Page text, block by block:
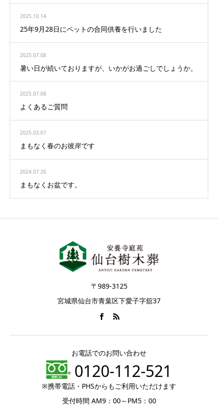
2025.10.14
25年9月28日にペットの合同供養を行いました
2025.07.08
暑い日が続いておりますが、いかがお過ごしでしょうか。
2025.07.08
よくあるご質問
2025.03.07
まもなく春のお彼岸です
2024.07.26
まもなくお盆です。
〒989-3125
宮城県仙台市青葉区下愛子字舘37
お電話でのお問い合わせ
0120-112-521
※携帯電話・PHSからもご利用いただけます
受付時間 AM9：00～PM5：00